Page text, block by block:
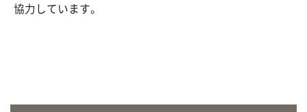
協力しています。